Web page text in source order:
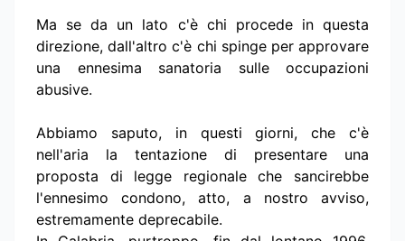
Ma se da un lato c'è chi procede in questa
direzione, dall'altro c'è chi spinge per approvare
una ennesima sanatoria sulle occupazioni
abusive.
Abbiamo saputo, in questi giorni, che c'è
nell'aria la tentazione di presentare una
proposta di legge regionale che sancirebbe
l'ennesimo condono, atto, a nostro avviso,
estremamente deprecabile.